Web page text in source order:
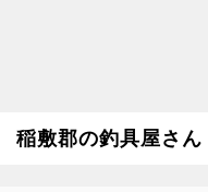
稲敷郡の釣具屋さん